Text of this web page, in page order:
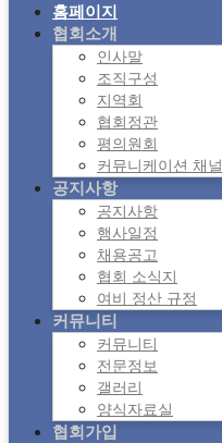
홈페이지
협회소개
인사말
조직구성
지역회
협회정관
평의원회
커뮤니케이션 채널
공지사항
공지사항
행사일정
채용공고
협회 소식지
여비 정산 규정
커뮤니티
커뮤니티
전문정보
갤러리
양식자료실
협회가입